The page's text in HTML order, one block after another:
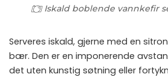
Iskald boblende vannkefir
Serveres iskald, gjerne med en
bær. Den er en imponerende
det uten kunstig søtning eller